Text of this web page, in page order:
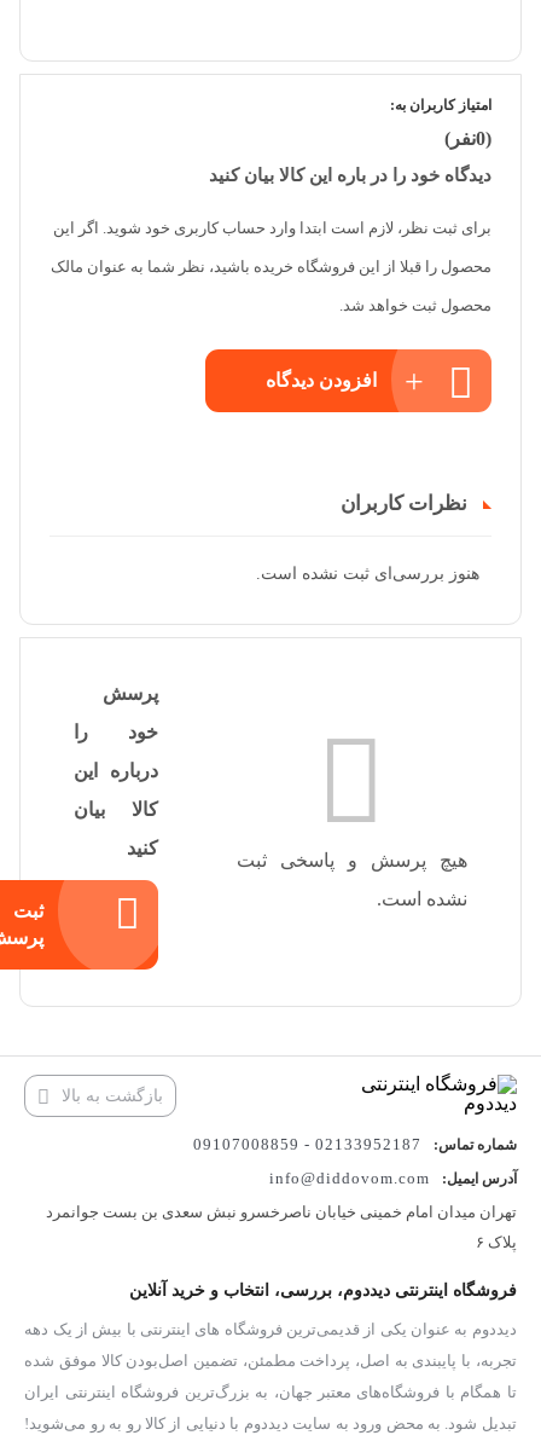
امتیاز کاربران به:
(0نفر)
دیدگاه خود را در باره این کالا بیان کنید
برای ثبت نظر، لازم است ابتدا وارد حساب کاربری خود شوید. اگر این
محصول را قبلا از این فروشگاه خریده باشید، نظر شما به عنوان مالک
محصول ثبت خواهد شد.
افزودن دیدگاه
نظرات کاربران
هنوز بررسی‌ای ثبت نشده است.
هیچ پرسش و پاسخی ثبت
نشده است.
پرسش
خود را
درباره این
کالا بیان
کنید
ثبت
بازگشت به بالا
شماره تماس: 02133952187 - 09107008859
آدرس ایمیل:
info@diddovom.com
تهران میدان امام خمینی خیابان ناصرخسرو نبش سعدی بن بست جوانمرد
پلاک ۶
فروشگاه اینترنتی دیددوم، بررسی، انتخاب و خرید آنلاین
دیددوم به عنوان یکی از قدیمی‌ترین فروشگاه های اینترنتی با بیش از یک دهه
تجربه، با پایبندی به اصل، پرداخت مطمئن، تضمین اصل‌بودن کالا موفق شده
تا همگام با فروشگاه‌های معتبر جهان، به بزرگ‌ترین فروشگاه اینترنتی ایران
تبدیل شود. به محض ورود به سایت دیددوم با دنیایی از کالا رو به رو می‌شوید!